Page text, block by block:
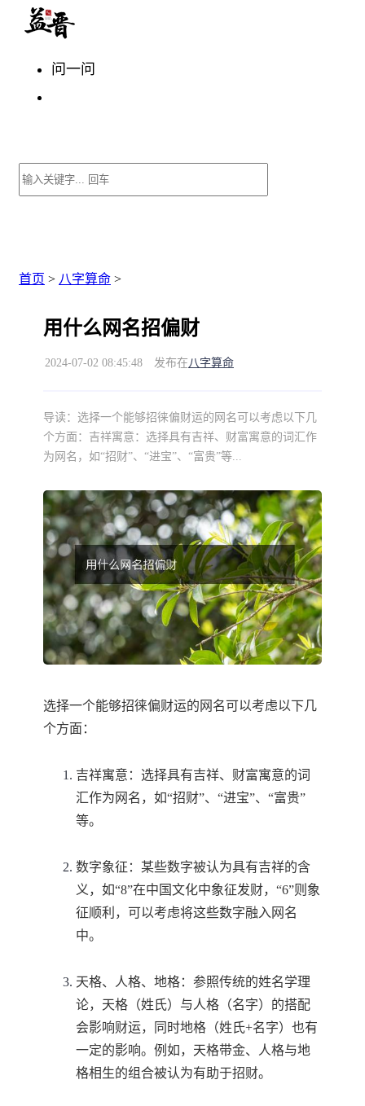
问一问
首页 > 八字算命 >
用什么网名招偏财
2024-07-02 08:45:48 发布在八字算命
导读： 选择一个能够招徕偏财运的网名可以考虑以下几
个方面：吉祥寓意：选择具有吉祥、财富寓意的词汇作
为网名，如“招财”、“进宝”、“富贵”等...
选择一个能够招徕偏财运的网名可以考虑以下几
个方面：
吉祥寓意：选择具有吉祥、财富寓意的词
汇作为网名，如“招财”、“进宝”、“富贵”
等。
数字象征：某些数字被认为具有吉祥的含
义，如“8”在中国文化中象征发财，“6”则象
征顺利，可以考虑将这些数字融入网名
中。
天格、人格、地格：参照传统的姓名学理
论，天格（姓氏）与人格（名字）的搭配
会影响财运，同时地格（姓氏+名字）也有
一定的影响。例如，天格带金、人格与地
格相生的组合被认为有助于招财。